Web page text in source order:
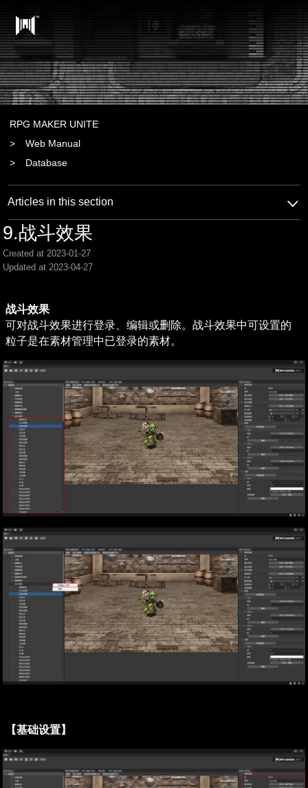
RPG MAKER UNITE
Web Manual
Database
Articles in this section
9.战斗效果
Created at 2023-01-27
Updated at 2023-04-27
战斗效果
可对战斗效果进行登录、编辑或删除。战斗效果中可设置的
粒子是在素材管理中已登录的素材。
【基础设置】